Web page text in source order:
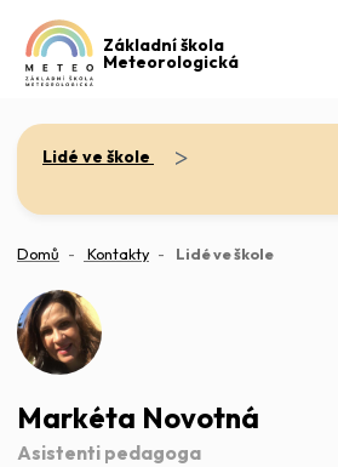
Základní škola
Meteorologická
Lidé ve škole >
Domů Kontakty Lidé ve škole(aktuální)
Markéta Novotná
Asistenti pedagoga